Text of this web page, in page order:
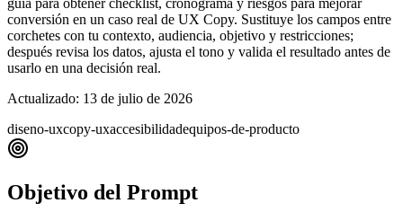
conversión en un caso real de UX Copy. Sustituye los campos entre
corchetes con tu contexto, audiencia, objetivo y restricciones;
después revisa los datos, ajusta el tono y valida el resultado antes de
usarlo en una decisión real.
Actualizado: 13 de julio de 2026
diseno-uxcopy-uxaccesibilidadequipos-de-producto
Objetivo del Prompt